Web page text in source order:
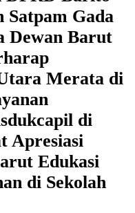
Gada
Dewan Barut
Merata di
di
Apresiasi
Edukasi
di Sekolah